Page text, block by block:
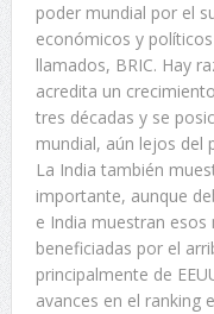
poder mundial por el
económicos y
llamados, BRIC. Hay
acredita un
tres décadas y se
mundial, aún lejos del
La India también
importante, aunque
e India muestran
beneficiadas por el
principalmente de
avances en el ranking